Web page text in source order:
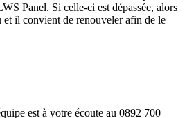
Panel. Si celle-ci est dépassée, alors
et il convient de renouveler afin de le
est à votre écoute au 0892 700